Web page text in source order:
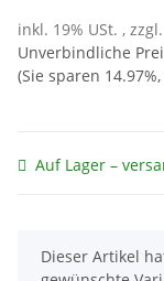
inkl. 19% USt. , zzgl.
Unverbindliche
(Sie sparen 14.97%
Auf Lager –
x
Dieser Artikel